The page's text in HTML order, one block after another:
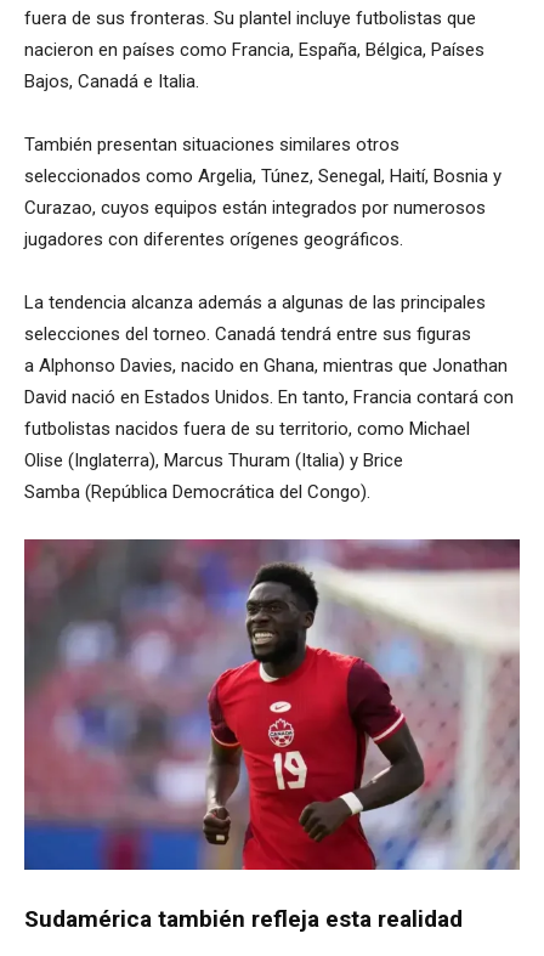
fuera de sus fronteras. Su plantel incluye futbolistas que
nacieron en países como Francia, España, Bélgica, Países
Bajos, Canadá e Italia.
También presentan situaciones similares otros
seleccionados como Argelia, Túnez, Senegal, Haití, Bosnia y
Curazao, cuyos equipos están integrados por numerosos
jugadores con diferentes orígenes geográficos.
La tendencia alcanza además a algunas de las principales
selecciones del torneo. Canadá tendrá entre sus figuras
a Alphonso Davies, nacido en Ghana, mientras que Jonathan
David nació en Estados Unidos. En tanto, Francia contará con
futbolistas nacidos fuera de su territorio, como Michael
Olise (Inglaterra), Marcus Thuram (Italia) y Brice
Samba (República Democrática del Congo).
Sudamérica también refleja esta realidad